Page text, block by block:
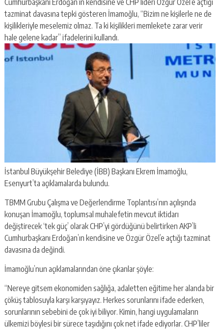
tazminat davasına tepki gösteren İmamoğlu, “Bizim ne kişilerle ne de
kişilikleriyle meselemiz olmaz. Ta ki kişilikleri memlekete zarar verir
hale gelene kadar” ifadelerini kullandı.
İstanbul Büyükşehir Belediye (İBB) Başkanı Ekrem İmamoğlu,
Esenyurt’ta açıklamalarda bulundu.
TBMM Grubu Çalışma ve Değerlendirme Toplantısı’nın açılışında
konuşan İmamoğlu, toplumsal muhalefetin mevcut iktidarı
değiştirecek ‘tek güç’ olarak CHP’yi gördüğünü belirtirken AKP’li
Cumhurbaşkanı Erdoğan’ın kendisine ve Özgür Özel’e açtığı tazminat
davasına da değindi.
İmamoğlu’nun açıklamalarından öne çıkanlar şöyle:
“Nereye gitsem ekonomiden sağlığa, adaletten eğitime her alanda bir
çöküş tablosuyla karşı karşıyayız. Herkes sorunlarını ifade ederken,
sorunlarının sebebini de çok iyi biliyor. Kimin, hangi uygulamaların
ülkemizi böylesi bir sürece taşıdığını çok net ifade ediyorlar. CHP’liler